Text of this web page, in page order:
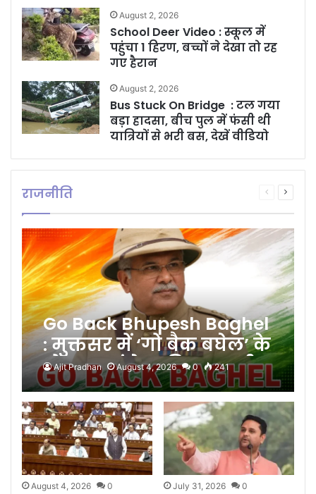
August 2, 2026
School Deer Video : स्कूल में
पहुंचा 1 हिरण, बच्चों ने देखा तो रह
गए हैरान
August 2, 2026
Bus Stuck On Bridge : टल गया
बड़ा हादसा, बीच पुल में फंसी थी
यात्रियों से भरी बस, देखें वीडियो
राजनीति
Previous
Next
Go Back Bhupesh Baghel
: मुक्तसर में ‘गो बैक बघेल’ के
पोस्टर, कांग्रेस की गुटबाजी
फिर आई सामने
Ajit Pradhan August 4, 2026 0 241
August 4, 2026 0 July 31, 2026 0